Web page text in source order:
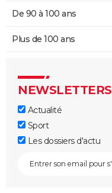
De 90 à 100 ans
Plus de 100 ans
NEWSLETTERS
Actualité
Sport
Les dossiers d'actu